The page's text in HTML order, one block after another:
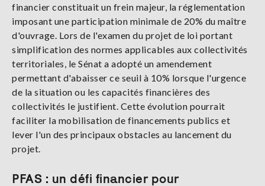
financier constituait un frein majeur, la réglementation
imposant une participation minimale de 20% du maître
d'ouvrage. Lors de l'examen du projet de loi portant
simplification des normes applicables aux collectivités
territoriales, le Sénat a adopté un amendement
permettant d'abaisser ce seuil à 10% lorsque l'urgence
de la situation ou les capacités financières des
collectivités le justifient. Cette évolution pourrait
faciliter la mobilisation de financements publics et
lever l'un des principaux obstacles au lancement du
projet.
PFAS : un défi financier pour